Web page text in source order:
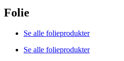
Folie
Se alle folieprodukter
Se alle folieprodukter